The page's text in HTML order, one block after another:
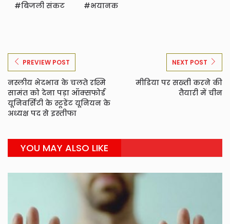
बिजली संकट भयानक
PREVIEW POST
नस्लीय भेदभाव के चलते रश्मि
सामंत को देना पड़ा ऑक्सफोर्ड
यूनिवर्सिटी के स्टूडेंट यूनियन के
अध्यक्ष पद से इस्तीफा
NEXT POST
मीडिया पर सख्ती करने की
तैयारी में चीन
YOU MAY ALSO LIKE